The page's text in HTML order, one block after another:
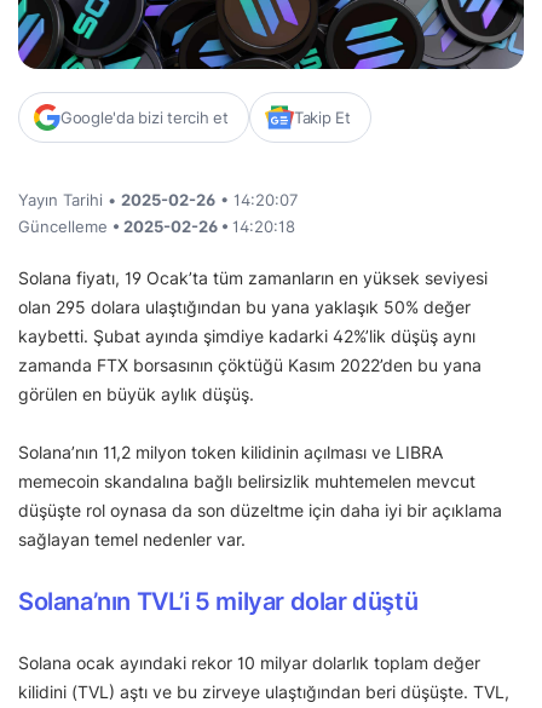
Google'da bizi tercih et Takip Et
Yayın Tarihi • 2025-02-26 • 14:20:07
Güncelleme • 2025-02-26 • 14:20:18
Solana fiyatı, 19 Ocak’ta tüm zamanların en yüksek seviyesi
olan 295 dolara ulaştığından bu yana yaklaşık 50% değer
kaybetti. Şubat ayında şimdiye kadarki 42%’lik düşüş aynı
zamanda FTX borsasının çöktüğü Kasım 2022’den bu yana
görülen en büyük aylık düşüş.
Solana’nın 11,2 milyon token kilidinin açılması ve LIBRA
memecoin skandalına bağlı belirsizlik muhtemelen mevcut
düşüşte rol oynasa da son düzeltme için daha iyi bir açıklama
sağlayan temel nedenler var.
Solana’nın TVL’i 5 milyar dolar düştü
Solana ocak ayındaki rekor 10 milyar dolarlık toplam değer
kilidini (TVL) aştı ve bu zirveye ulaştığından beri düşüşte. TVL,